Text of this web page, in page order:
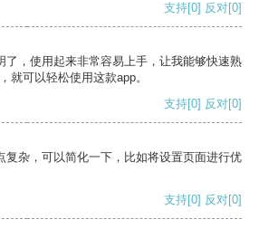
支持[0] 反对[0]
了，使用起来非常容易上手，让我能够快速熟
就可以轻松使用这款app。
支持[0] 反对[0]
复杂，可以简化一下，比如将设置页面进行优
支持[0] 反对[0]